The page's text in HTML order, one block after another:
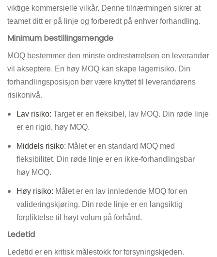
viktige kommersielle vilkår. Denne tilnærmingen sikrer at
teamet ditt er på linje og forberedt på enhver forhandling.
Minimum bestillingsmengde
MOQ bestemmer den minste ordrestørrelsen en leverandør
vil akseptere. En høy MOQ kan skape lagerrisiko. Din
forhandlingsposisjon bør være knyttet til leverandørens
risikonivå.
Lav risiko: Target er en fleksibel, lav MOQ. Din røde linje
er en rigid, høy MOQ.
Middels risiko: Målet er en standard MOQ med
fleksibilitet. Din røde linje er en ikke-forhandlingsbar
høy MOQ.
Høy risiko: Målet er en lav innledende MOQ for en
valideringskjøring. Din røde linje er en langsiktig
forpliktelse til høyt volum på forhånd.
Ledetid
Ledetid er en kritisk målestokk for forsyningskjeden.